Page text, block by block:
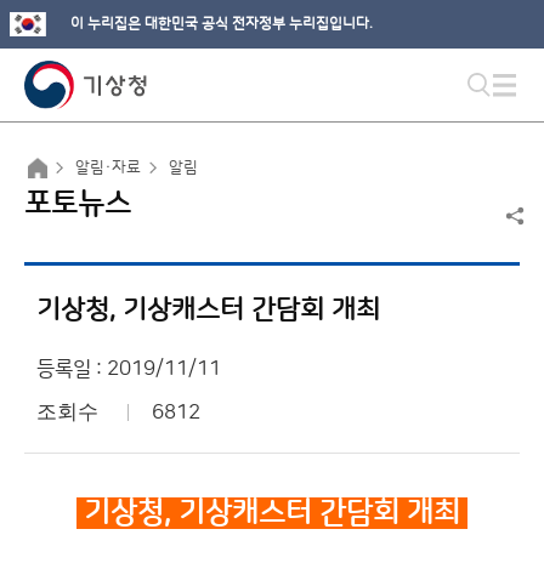
이 누리집은 대한민국 공식 전자정부 누리집입니다.
알림·자료 알림
포토뉴스
기상청, 기상캐스터 간담회 개최
등록일 : 2019/11/11
조회수 6812
기상청, 기상캐스터 간담회 개최